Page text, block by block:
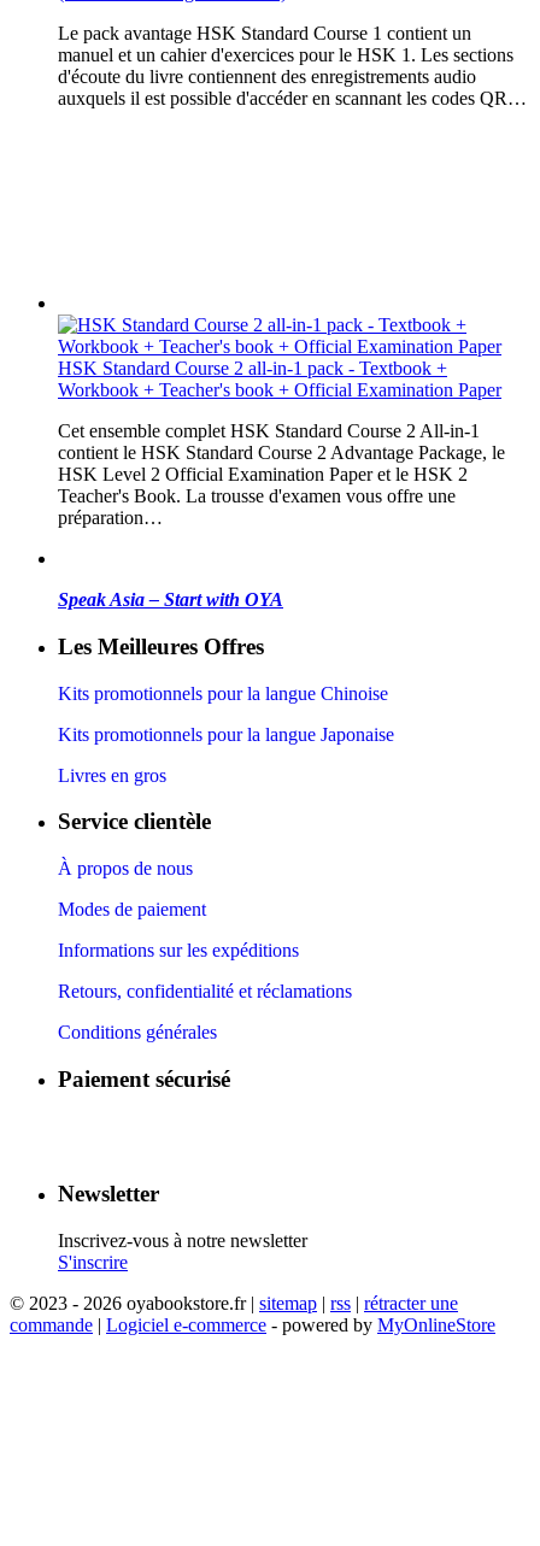
Le pack avantage HSK Standard Course 1 contient un
manuel et un cahier d'exercices pour le HSK 1. Les sections
d'écoute du livre contiennent des enregistrements audio
auxquels il est possible d'accéder en scannant les codes QR…
HSK Standard Course 2 all-in-1 pack - Textbook +
Workbook + Teacher's book + Official Examination Paper
Cet ensemble complet HSK Standard Course 2 All-in-1
contient le HSK Standard Course 2 Advantage Package, le
HSK Level 2 Official Examination Paper et le HSK 2
Teacher's Book. La trousse d'examen vous offre une
préparation…
Speak Asia – Start with OYA
Les Meilleures Offres
Kits promotionnels pour la langue Chinoise
Kits promotionnels pour la langue Japonaise
Livres en gros
Service clientèle
À propos de nous
Modes de paiement
Informations sur les expéditions
Retours, confidentialité et réclamations
Conditions générales
Paiement sécurisé
Newsletter
Inscrivez-vous à notre newsletter
S'inscrire
© 2023 - 2026 oyabookstore.fr | sitemap | rss | rétracter une
commande | Logiciel e-commerce - powered by MyOnlineStore